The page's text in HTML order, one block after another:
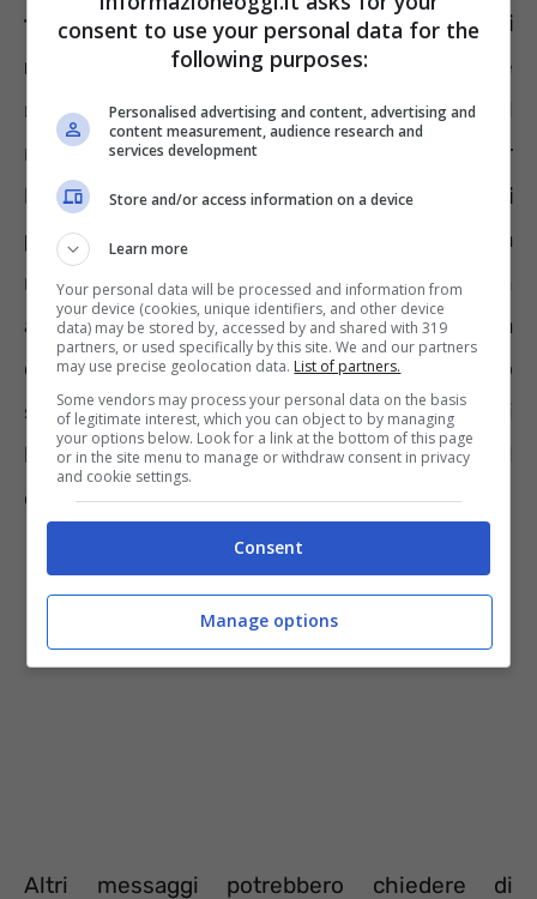
finti rappresentati dell’app di
messaggisticache informano delle
necessità di fornire informazioni urgenti. Il
mittente, dunque, dice di lavorare per
l’applicazione e chiederà alcuneinformazioni
personalial destinatario. Ebbene, questa
modalità di gestione delle comunicazioni non
appartiene a WhatsApp. Di conseguenza
occorrerà diffidare di ogni messaggio in arrivo
sulla chat in cui l’interlocutore afferma di
lavorare per l’app e bisognerà bloccare il
contatto e segnalarlo.
Altri messaggi potrebbero chiedere di
consent to use your personal data for the
following purposes:
Personalised advertising and content, advertising and
content measurement, audience research and
services development
Store and/or access information on a device
Learn more
Your personal data will be processed and information from
your device (cookies, unique identifiers, and other device
data) may be stored by, accessed by and shared with 319
partners, or used specifically by this site. We and our partners
may use precise geolocation data. List of partners.
Some vendors may process your personal data on the basis
of legitimate interest, which you can object to by managing
your options below. Look for a link at the bottom of this page
or in the site menu to manage or withdraw consent in privacy
and cookie settings.
Consent
Manage options